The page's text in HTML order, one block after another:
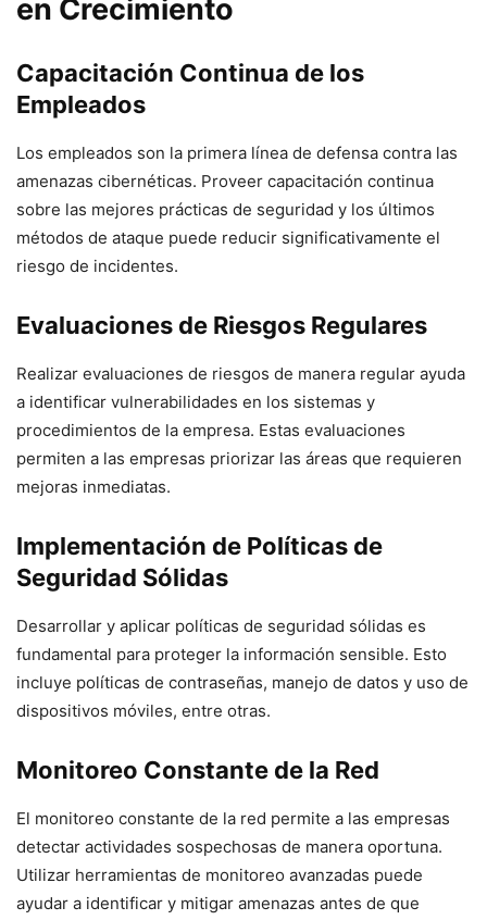
en Crecimiento
Capacitación Continua de los
Empleados
Los empleados son la primera línea de defensa contra las
amenazas cibernéticas. Proveer capacitación continua
sobre las mejores prácticas de seguridad y los últimos
métodos de ataque puede reducir significativamente el
riesgo de incidentes.
Evaluaciones de Riesgos Regulares
Realizar evaluaciones de riesgos de manera regular ayuda
a identificar vulnerabilidades en los sistemas y
procedimientos de la empresa. Estas evaluaciones
permiten a las empresas priorizar las áreas que requieren
mejoras inmediatas.
Implementación de Políticas de
Seguridad Sólidas
Desarrollar y aplicar políticas de seguridad sólidas es
fundamental para proteger la información sensible. Esto
incluye políticas de contraseñas, manejo de datos y uso de
dispositivos móviles, entre otras.
Monitoreo Constante de la Red
El monitoreo constante de la red permite a las empresas
detectar actividades sospechosas de manera oportuna.
Utilizar herramientas de monitoreo avanzadas puede
ayudar a identificar y mitigar amenazas antes de que